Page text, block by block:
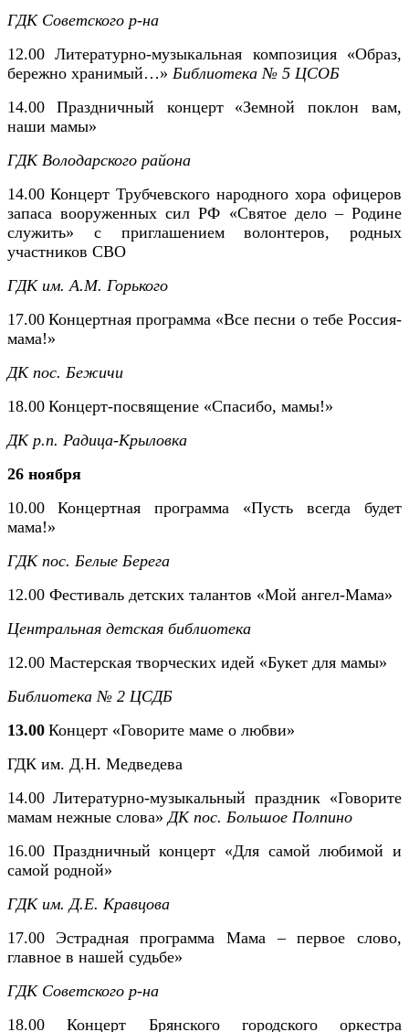
ГДК Советского р-на
12.00 Литературно-музыкальная композиция «Образ,
бережно хранимый…» Библиотека № 5 ЦСОБ
14.00
Праздничный концерт
«Земной поклон вам,
наши мамы»
ГДК Володарского района
14.00 Концерт Трубчевского народного хора офицеров
запаса вооруженных сил РФ «Святое дело – Родине
служить» с приглашением волонтеров, родных
участников СВО
ГДК им. А.М. Горького
17.00 Концертная программа «Все песни о тебе Россия-
мама!»
ДК пос. Бежичи
18.00 Концерт-посвящение «Спасибо, мамы!»
ДК р.п. Радица-Крыловка
26 ноября
10.00
Концертная программа «Пусть всегда будет
мама!»
ГДК пос. Белые Берега
12.00 Фестиваль детских талантов «Мой ангел-Мама»
Центральная детская библиотека
12.00 Мастерская творческих идей «Букет для мамы»
Библиотека № 2 ЦСДБ
13.00 Концерт «Говорите маме о любви»
ГДК им. Д.Н. Медведева
14.00 Литературно-музыкальный праздник «Говорите
мамам нежные слова»ДК пос. Большое Полпино
16.00 Праздничный концерт «Для самой любимой и
самой родной»
ГДК им. Д.Е. Кравцова
17.00
Эстрадная программа Мама – первое слово,
главное в нашей судьбе»
ГДК Советского р-на
18.00 Концерт Брянского городского оркестра